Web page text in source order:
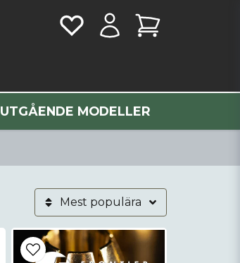
UTGÅENDE MODELLER
Mest populära